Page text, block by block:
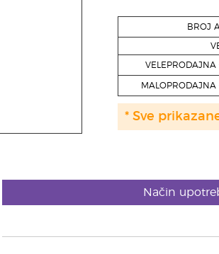
BROJ
VELEPRODAJNA
MALOPRODAJNA
* Sve
Način